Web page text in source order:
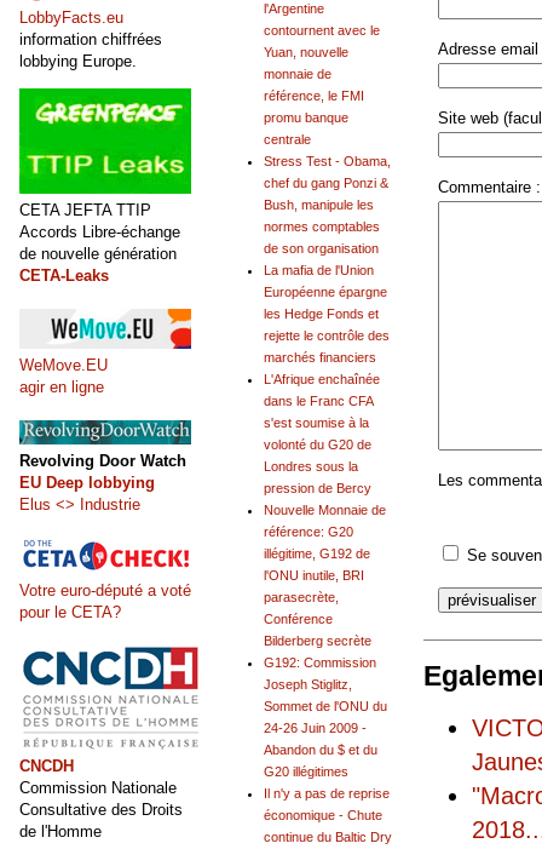
Adresse email
Site web
Commentaire :
Les
Se
2018
l'Argentine
contournent avec le
Yuan, nouvelle
monnaie de
référence, le FMI
promu banque
centrale
Stress Test - Obama,
chef du gang Ponzi &
Bush, manipule les
normes comptables
de son organisation
La mafia de l'Union
Européenne épargne
les Hedge Fonds et
rejette le contrôle des
marchés financiers
L'Afrique enchaînée
dans le Franc CFA
s'est soumise à la
volonté du G20 de
Londres sous la
pression de Bercy
Nouvelle Monnaie de
référence: G20
illégitime, G192 de
l'ONU inutile, BRI
parasecrète,
Conférence
Bilderberg secrète
G192: Commission
Joseph Stiglitz,
Sommet de l'ONU du
24-26 Juin 2009 -
Abandon du $ et du
G20 illégitimes
Il n'y a pas de reprise
économique - Chute
continue du Baltic Dry
LobbyFacts.eu
information chiffrées
lobbying Europe.
CETA JEFTA TTIP
Accords Libre-échange
de nouvelle génération
CETA-Leaks
WeMove.EU
agir en ligne
Revolving Door Watch
EU Deep lobbying
Elus <> Industrie
Votre euro-député a voté
pour le CETA?
CNCDH
Commission Nationale
Consultative des Droits
de l'Homme